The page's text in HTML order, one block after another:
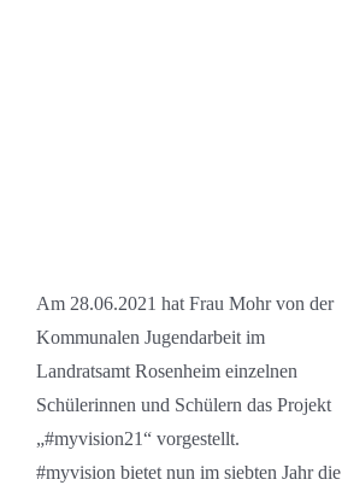
Am 28.06.2021 hat Frau Mohr von der
Kommunalen Jugendarbeit im
Landratsamt Rosenheim einzelnen
Schülerinnen und Schülern das Projekt
„#myvision21“ vorgestellt.
#myvision bietet nun im siebten Jahr die